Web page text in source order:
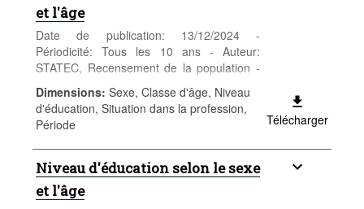
et l'âge
Date de publication: 13/12/2024 -
Périodicité: Tous les 10 ans - Auteur:
STATEC, Recensement de la population -
Catégorie: Population et emploi -
Population - Mots-clés: population, sexe,
âge, nationalité, recensement,
démographie
Dimensions: Sexe, Classe d'âge, Niveau
d'éducation, Situation dans la profession,
Période
Télécharger
Niveau d'éducation selon le sexe
et l'âge